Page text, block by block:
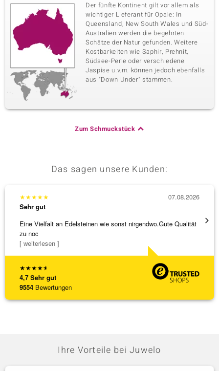
Der fünfte Kontinent gilt vor allem als
wichtiger Lieferant für Opale: In
Queensland, New South Wales und Süd-
Australien werden die begehrten
Schätze der Natur gefunden. Weitere
Kostbarkeiten wie Saphir, Prehnit,
Südsee-Perle oder verschiedene
Jaspise u.v.m. können jedoch ebenfalls
aus "Down Under" stammen.
Zum Schmuckstück
Das sagen unsere Kunden:
★★★★★
4,7 Sehr gut
9554 Bewertungen
★★★★★
Sehr gut
Eine Vielfalt an Edelsteinen wie sonst nirgendwo.Gute Qualität
zu noc
[ weiterlesen ]
07.08.2026
Ihre Vorteile bei Juwelo